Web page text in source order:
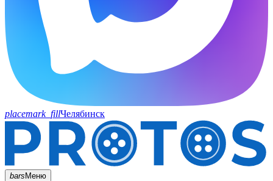
placemark_fillЧелябинск
barsМеню